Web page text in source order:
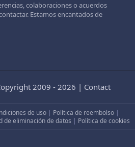
colaboraciones o acuerdos
Estamos encantados de
2009 - 2026 | Contact
de uso | Política de reembolso |
de eliminación de datos | Política de cookies